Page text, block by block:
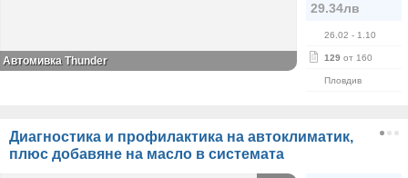
29.34лв
26.02 - 1.10
129 от 160
Пловдив
Автомивка Thunder
Диагностика и профилактика на автоклиматик,
плюс добавяне на масло в системата